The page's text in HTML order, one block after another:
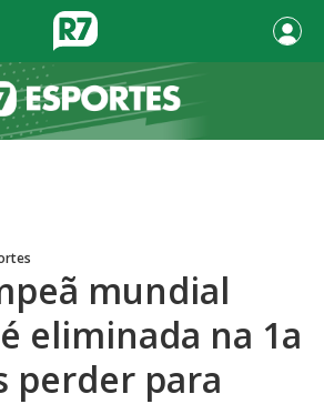
mundial
eliminada na 1a
perder para